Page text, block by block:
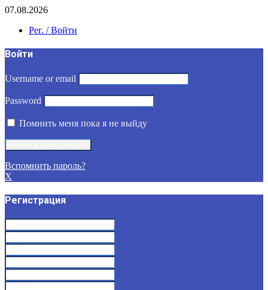
07.08.2026
Рег. / Войти
Войти
Username or email
Password
Помнить меня пока я не выйду
Вспомнить пароль?
X
Регистрация